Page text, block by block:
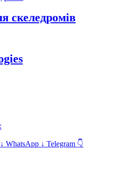
скеледромів
WhatsApp ↓ Telegram 👇